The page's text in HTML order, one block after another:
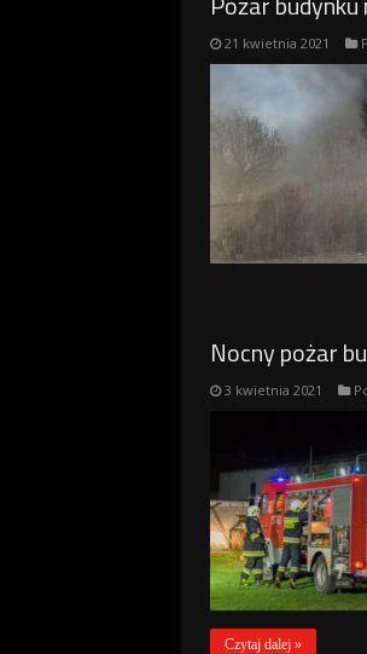
21 kwietnia 2021
Nocny pożar
3 kwietnia 2021
Czytaj dalej »